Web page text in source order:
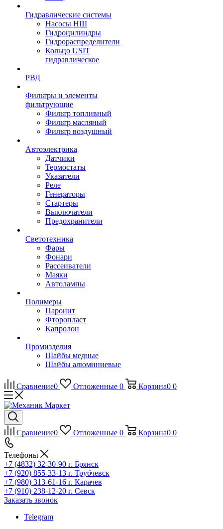
Гидравлические системы
Насосы НШ
Гидроцилиндры
Гидрораспределители
Кольцо USIT
гидравлическое
РВД
Фильтры и элементы
фильтрующие
Фильтр топливный
Фильтр масляный
Фильтр воздушный
Автоэлектрика
Датчики
Термостаты
Указатели
Реле
Генераторы
Стартеры
Выключатели
Предохранители
Светотехника
Фары
Фонари
Рассеиватели
Маяки
Автолампы
Полимеры
Паронит
Фторопласт
Капролон
Промизделия
Шайбы медные
Шайбы алюминиевые
Сравнение0 Отложенные 0 Корзина0 0
Сравнение0 Отложенные 0 Корзина0 0
Телефоны
+7 (4832) 32-30-90 г. Брянск
+7 (920) 855-33-13 г. Трубчевск
+7 (980) 313-61-16 г. Карачев
+7 (910) 238-12-20 г. Севск
Заказать звонок
Telegram